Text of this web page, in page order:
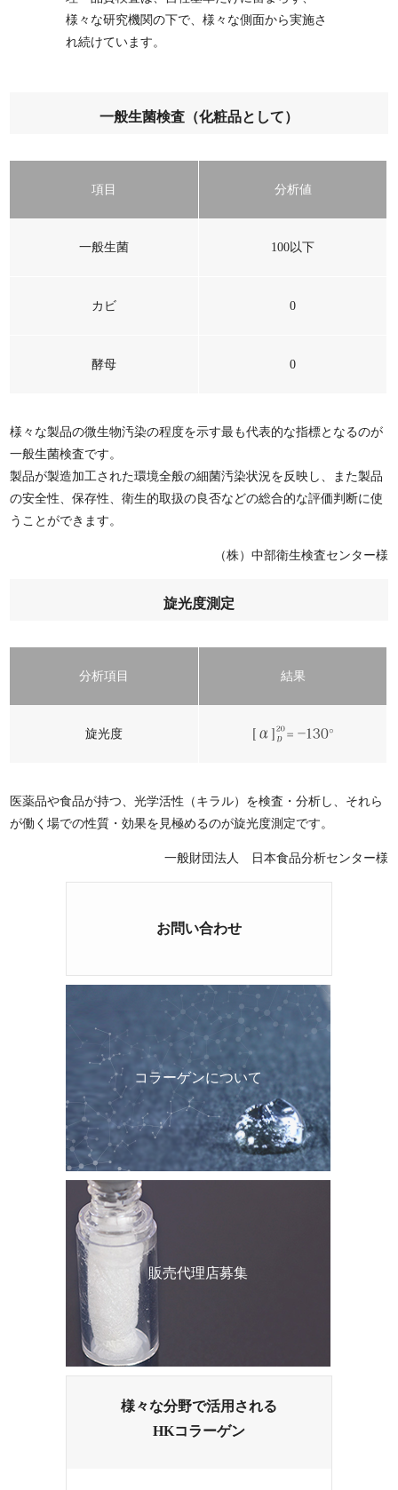
様々な研究機関の下で、様々な側面から実施さ
れ続けています。
一般生菌検査（化粧品として）
項目 分析値
一般生菌 100以下
カビ 0
酵母 0
様々な製品の微生物汚染の程度を示す最も代表的な指標となるのが
一般生菌検査です。
製品が製造加工された環境全般の細菌汚染状況を反映し、また製品
の安全性、保存性、衛生的取扱の良否などの総合的な評価判断に使
うことができます。
（株）中部衛生検査センター様
旋光度測定
分析項目 結果
旋光度
医薬品や食品が持つ、光学活性（キラル）を検査・分析し、それら
が働く場での性質・効果を見極めるのが旋光度測定です。
一般財団法人 日本食品分析センター様
お問い合わせ
コラーゲンについて
販売代理店募集
様々な分野で活用される
HKコラーゲン